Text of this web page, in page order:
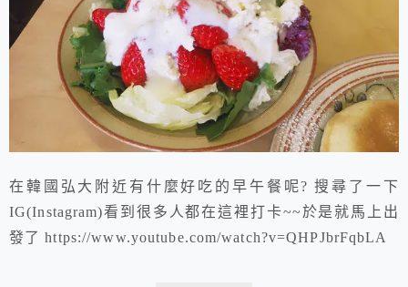
在韓國弘大附近有什麼好吃的早午餐呢? 搜尋了一下
IG(Instagram)看到很多人都在這裡打卡~~於是就馬上出
發了 https://www.youtube.com/watch?v=QHPJbrFqbLA